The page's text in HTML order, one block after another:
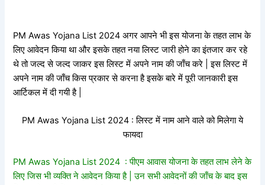
PM Awas Yojana List 2024 अगर आपने भी इस योजना के तहत लाभ के
लिए आवेदन किया था और इसके तहत नया लिस्ट जारी होने का इंतजार कर रहे
थे तो जल्द से जल्द जाकर इस लिस्ट में अपने नाम की जाँच करे | इस लिस्ट में
अपने नाम की जाँच किस प्रकार से करना है इसके बारे में पूरी जानकारी इस
आर्टिकल में दी गयी है |
PM Awas Yojana List 2024 : लिस्ट में नाम आने वाले को मिलेगा ये
फायदा
PM Awas Yojana List 2024 : पीएम आवास योजना के तहत लाभ लेने के
लिए जिस भी व्यक्ति ने आवेदन किया है | उन सभी आवेदनों की जाँच के बाद इस